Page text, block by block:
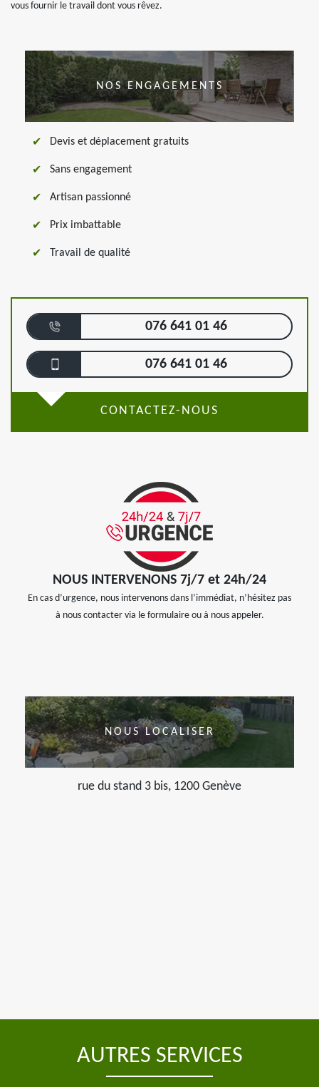
vous fournir le travail dont vous rêvez.
NOS ENGAGEMENTS
Devis et déplacement gratuits
Sans engagement
Artisan passionné
Prix imbattable
Travail de qualité
076 641 01 46
076 641 01 46
CONTACTEZ-NOUS
NOUS INTERVENONS 7j/7 et 24h/24
En cas d’urgence, nous intervenons dans l’immédiat, n’hésitez pas
à nous contacter via le formulaire ou à nous appeler.
NOUS LOCALISER
rue du stand 3 bis, 1200 Genève
AUTRES SERVICES